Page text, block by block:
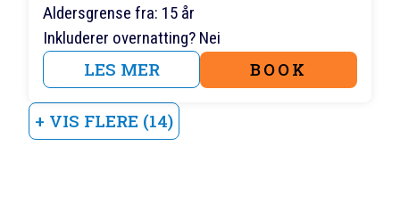
Aldersgrense fra: 15 år
Inkluderer overnatting? Nei
LES MER BOOK
+ VIS FLERE (14)